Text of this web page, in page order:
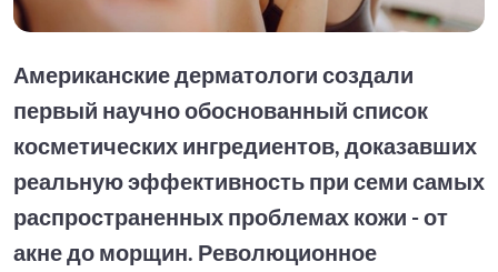
Американские дерматологи создали
первый научно обоснованный список
косметических ингредиентов, доказавших
реальную эффективность при семи самых
распространенных проблемах кожи - от
акне до морщин. Революционное